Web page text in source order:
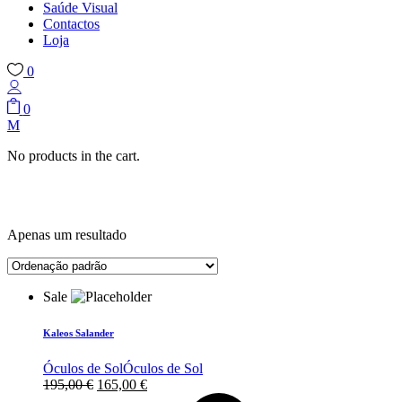
Saúde Visual
Contactos
Loja
0
0
No products in the cart.
Apenas um resultado
Sale
Kaleos Salander
Óculos de SolÓculos de Sol
195,00€ O
165,00 €O